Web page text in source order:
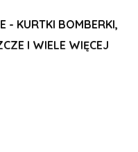
- KURTKI BOMBERKI,
I WIELE WIĘCEJ
oferuje szeroką